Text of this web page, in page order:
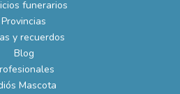
funerarios
Provincias
y recuerdos
Blog
Mascota